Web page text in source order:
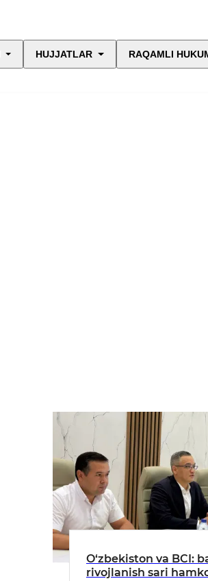
HUJJATLAR RAQAMLI
O‘zbekiston va BCI:
rivojlanish sari